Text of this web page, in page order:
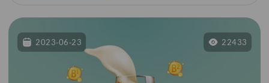
2023-06-23 22433